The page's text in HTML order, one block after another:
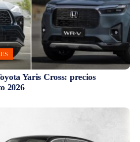
Yaris Cross: precios
2026